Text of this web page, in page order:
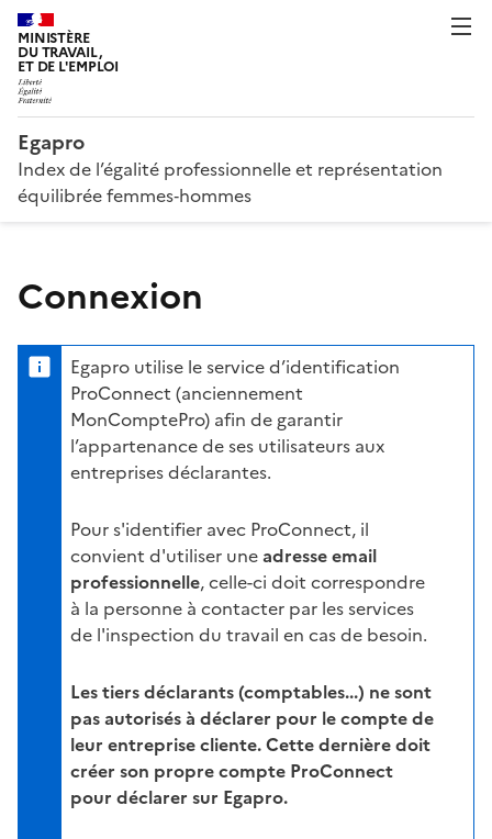
MINISTÈRE
DU TRAVAIL,
ET DE L'EMPLOI
Egapro
Index de l’égalité professionnelle et représentation
équilibrée femmes‑hommes
Connexion
Egapro utilise le service d’identification
ProConnect (anciennement
MonComptePro) afin de garantir
l’appartenance de ses utilisateurs aux
entreprises déclarantes.
Pour s'identifier avec ProConnect, il
convient d'utiliser uneadresse email
professionnelle, celle-ci doit correspondre
à la personne à contacter par les services
de l'inspection du travail en cas de besoin.
Les tiers déclarants (comptables...) ne sont
pas autorisés à déclarer pour le compte de
leur entreprise cliente. Cette dernière doit
créer son propre compte ProConnect
pour déclarer sur Egapro.